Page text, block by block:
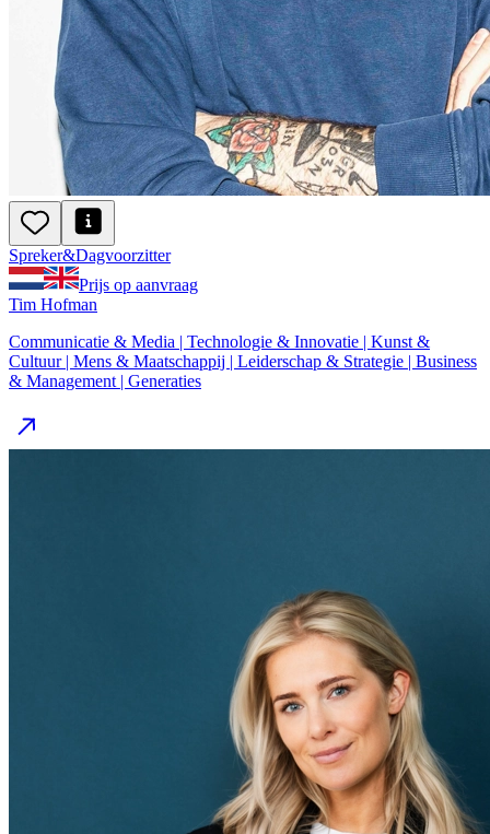
Spreker&Dagvoorzitter
Prijs op aanvraag
Tim Hofman
Communicatie & Media | Technologie & Innovatie | Kunst &
Cultuur | Mens & Maatschappij | Leiderschap & Strategie | Business
& Management | Generaties